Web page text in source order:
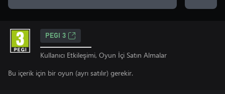
PEGI 3
Kullanıcı Etkileşimi, Oyun İçi Satın Almalar
Bu içerik için bir oyun (ayrı satılır) gerekir.